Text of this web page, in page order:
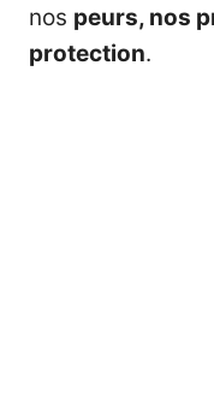
nos peurs, nos
protection.